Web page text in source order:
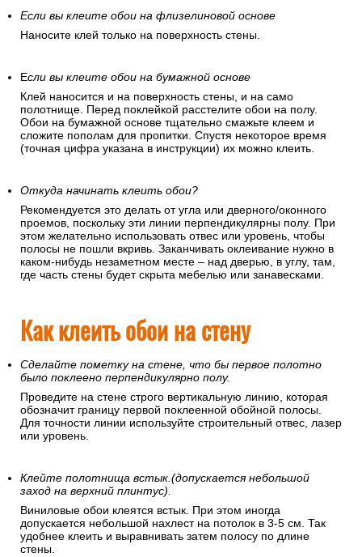
Если вы клеите обои на флизелиновой основе
Наносите клей только на поверхность стены.
Если вы клеите обои на бумажной основе
Клей наносится и на поверхность стены, и на само
полотнище. Перед поклейкой расстелите обои на полу.
Обои на бумажной основе тщательно смажьте клеем и
сложите пополам для пропитки. Спустя некоторое время
(точная цифра указана в инструкции) их можно клеить.
Откуда начинать клеить обои?
Рекомендуется это делать от угла или дверного/оконного
проемов, поскольку эти линии перпендикулярны полу. При
этом желательно использовать отвес или уровень, чтобы
полосы не пошли вкривь. Заканчивать оклеивание нужно в
каком-нибудь незаметном месте – над дверью, в углу, там,
где часть стены будет скрыта мебелью или занавесками.
Как клеить обои на стену
Сделайте пометку на стене, что бы первое полотно
было поклеено перпендикулярно полу.
Проведите на стене строго вертикальную линию, которая
обозначит границу первой поклеенной обойной полосы.
Для точности линии используйте строительный отвес, лазер
или уровень.
Клейте полотнища встык.(допускается небольшой
заход на верхний плинтус).
Виниловые обои клеятся встык. При этом иногда
допускается небольшой нахлест на потолок в 3-5 см. Так
удобнее клеить и выравнивать затем полосу по длине
стены.